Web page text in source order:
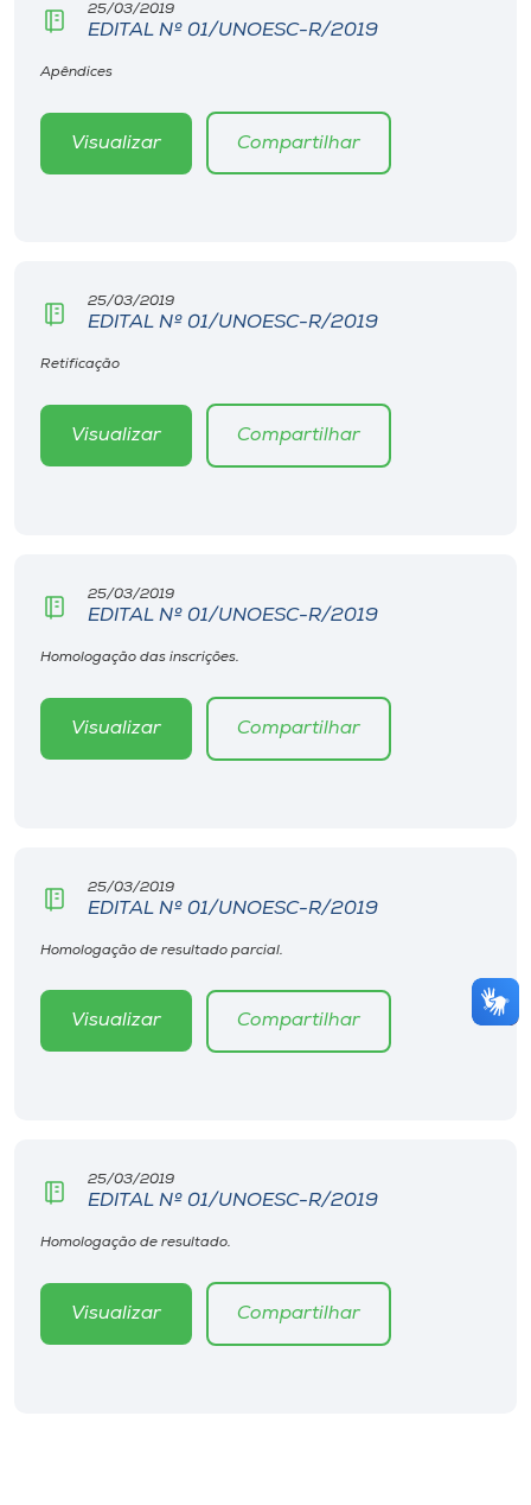
Store
Selecione
25/03/2019
EDITAL Nº 01/UNOESC-R/2019
Apêndices
Visualizar Compartilhar
25/03/2019
EDITAL Nº 01/UNOESC-R/2019
Retificação
Visualizar Compartilhar
25/03/2019
EDITAL Nº 01/UNOESC-R/2019
Homologação das inscrições.
Visualizar Compartilhar
25/03/2019
EDITAL Nº 01/UNOESC-R/2019
Homologação de resultado parcial.
Visualizar Compartilhar
25/03/2019
EDITAL Nº 01/UNOESC-R/2019
Homologação de resultado.
Visualizar Compartilhar